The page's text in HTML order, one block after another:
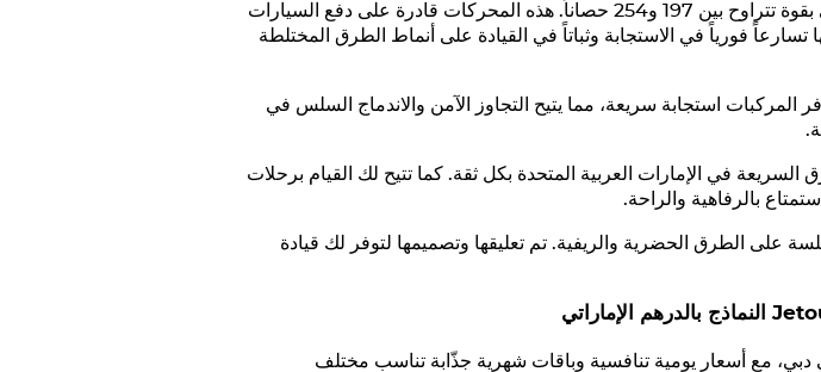
تحتوي سيارات الدفع الرباعي على محركات ذات شاحن توربيني بقوة تتراوح بين 197 و254 حصاناً. هذه المحركات قادرة على دفع السيارات
فورياً في الاستجابة وثباتاً في القيادة على أنماط الطرق المختلطة
المركبات استجابة سريعة، مما يتيح التجاوز الآمن والاندماج السلس في
كم/ساعة التجول على الطرق السريعة في الإمارات العربية المتحدة بكل ثقة. كما تتيح لك القيام برحلات
بالرفاهية والراحة.
على الطرق الحضرية والريفية. تم تعليقها وتصميمها لتوفر لك قيادة
النماذج بالدرهم الإماراتي
دبي، مع أسعار يومية تنافسية وباقات شهرية جذّابة تناسب مختلف